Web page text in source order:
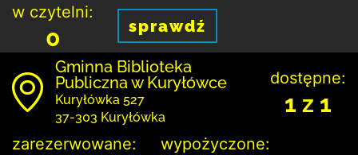
w czytelni:
0 sprawdź
Gminna Biblioteka
Publiczna w Kuryłówce
Kuryłówka 527
37-303 Kuryłówka
dostępne:
1 z 1
zarezerwowane: wypożyczone: